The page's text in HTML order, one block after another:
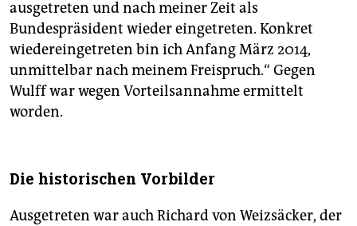
ausgetreten und nach meiner Zeit als
Bundespräsident wieder eingetreten. Konkret
wiedereingetreten bin ich Anfang März 2014,
unmittelbar nach meinem Freispruch.“ Gegen
Wulff war wegen Vorteils­annahme ermittelt
worden.
Die historischen Vorbilder
Ausgetreten war auch Richard von Weizsäcker, der